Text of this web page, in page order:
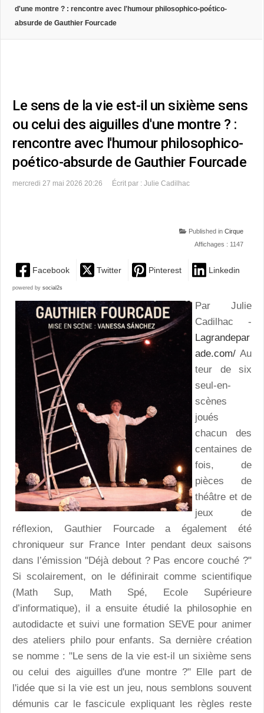
d'une montre ? : rencontre avec l'humour philosophico-poético-
absurde de Gauthier Fourcade
Le sens de la vie est-il un sixième sens
ou celui des aiguilles d'une montre ? :
rencontre avec l'humour philosophico-
poético-absurde de Gauthier Fourcade
mercredi 27 mai 2026 20:26 Écrit par : Julie Cadilhac
Published in Cirque
Affichages : 1147
Facebook Twitter Pinterest Linkedin
powered by social2s
Par Julie
Cadilhac -
Lagrandepar
ade.com/ Au
teur de six
seul-en-
scènes
joués
chacun des
centaines de
fois, de
pièces de
théâtre et de
jeux de
réflexion, Gauthier Fourcade a également été
chroniqueur sur France Inter pendant deux saisons
dans l’émission "Déjà debout ? Pas encore couché ?"
Si scolairement, on le définirait comme scientifique
(Math Sup, Math Spé, Ecole Supérieure
d’informatique), il a ensuite étudié la philosophie en
autodidacte et suivi une formation SEVE pour animer
des ateliers philo pour enfants. Sa dernière création
se nomme : "Le sens de la vie est-il un sixième sens
ou celui des aiguilles d'une montre ?" Elle part de
l'idée que si la vie est un jeu, nous semblons souvent
démunis car le fascicule expliquant les règles reste